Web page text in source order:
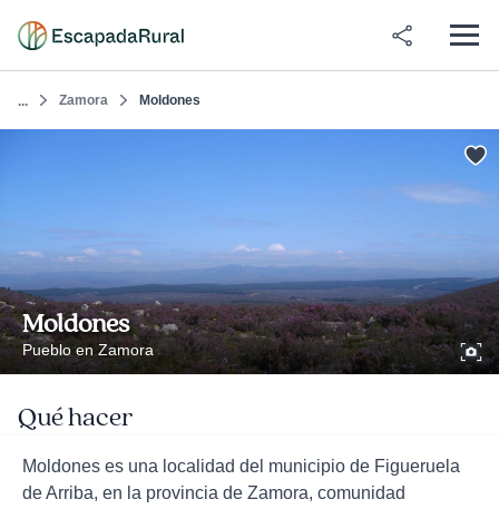
... Zamora Moldones
Moldones
Pueblo en Zamora
Qué hacer
Moldones es una localidad del municipio de Figueruela
de Arriba, en la provincia de Zamora, comunidad